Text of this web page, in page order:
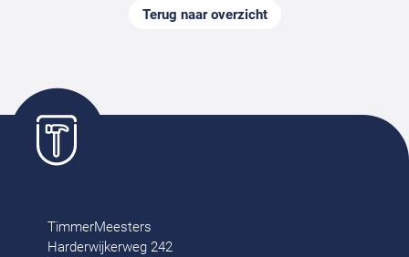
Terug naar overzicht
TimmerMeesters
Harderwijkerweg 242